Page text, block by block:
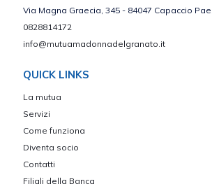
Via Magna Graecia, 345 - 84047 Capaccio
0828814172
info@mutuamadonnadelgranato.it
QUICK LINKS
La mutua
Servizi
Come funziona
Diventa socio
Contatti
Filiali della Banca